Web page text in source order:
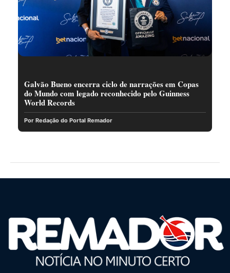
Galvão Bueno encerra ciclo de narrações em Copas
do Mundo com legado reconhecido pelo Guinness
World Records
Por Redação do Portal Remador